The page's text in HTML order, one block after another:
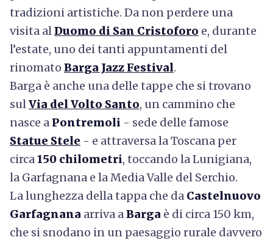
tradizioni artistiche. Da non perdere una
visita alDuomo di San Cristoforo e, durante
l’estate, uno dei tanti appuntamenti del
rinomato Barga Jazz Festival.
Barga è anche una delle tappe che si trovano
sulVia del Volto Santo, un cammino che
nasce a Pontremoli - sede delle famose
Statue Stele - e attraversa la Toscana per
circa150 chilometri, toccando la Lunigiana,
la Garfagnana e la Media Valle del Serchio.
La lunghezza della tappa che da Castelnuovo
Garfagnana arriva aBarga è di circa 150 km,
che si snodano in un paesaggio rurale davvero